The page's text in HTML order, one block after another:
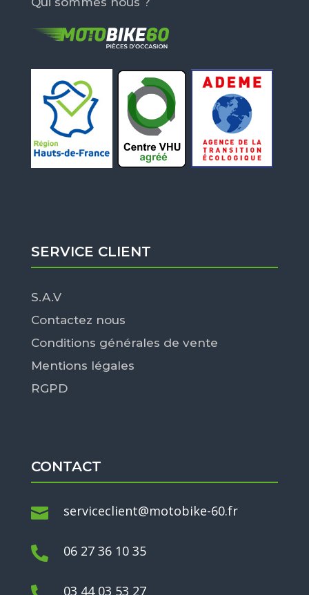
SERVICE CLIENT
S.A.V
Contactez nous
Conditions générales de vente
Mentions légales
RGPD
CONTACT
 serviceclient@motobike-60.fr
 06 27 36 10 35
03 44 03 53 27